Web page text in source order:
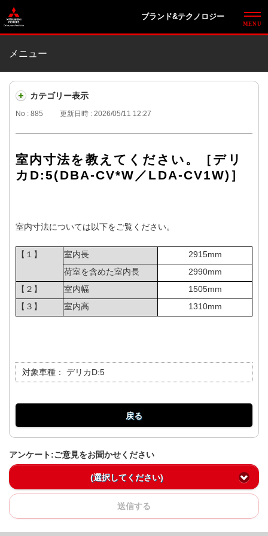
ブランド&テクノロジー
メニュー
カテゴリー表示
No : 885 更新日時 : 2026/05/11 12:27
室内寸法を教えてください。［デリ
カD:5(DBA-CV*W／LDA-CV1W)］
室内寸法については以下をご覧ください。
【１】 室内長
2915mm
荷室を含めた室内長
2990mm
【２】
室内幅
1505mm
【３】
室内高 1310mm
対象車種： デリカD:5
戻る
アンケート:ご意見をお聞かせください
(選択してください)
送信する